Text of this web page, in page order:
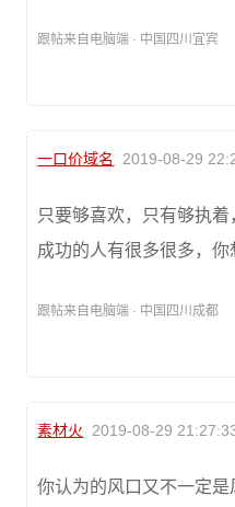
跟帖来自电脑端 · 中国四川宜宾
一口价域名 2019-08-29
只要够喜欢，只有够执着
成功的人有很多很多，你
跟帖来自电脑端 · 中国四川成都
素材火 2019-08-29
你认为的风口又不一定是